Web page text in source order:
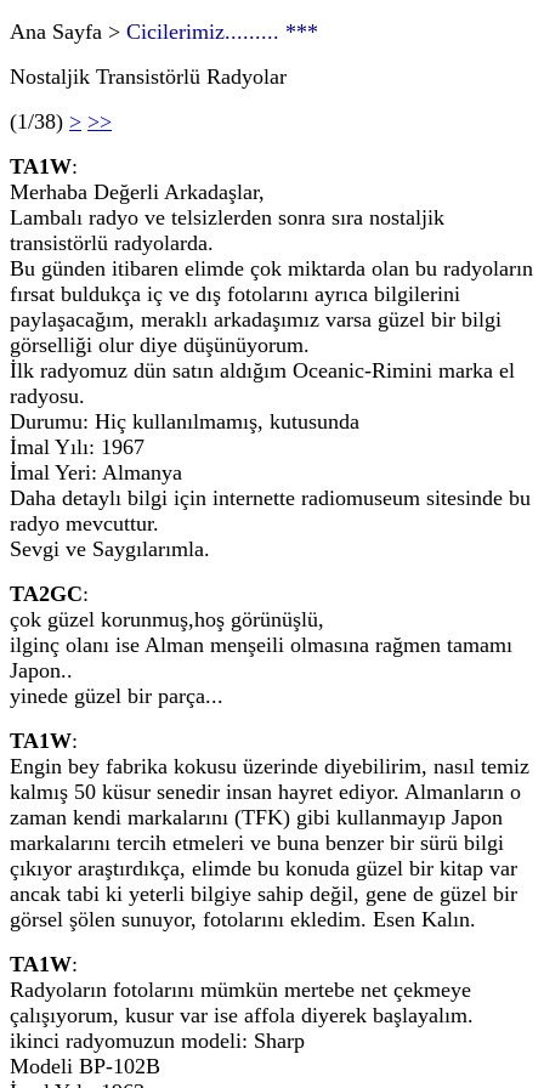
Ana Sayfa > Cicilerimiz......... ***
Nostaljik Transistörlü Radyolar
(1/38) > >>
TA1W:
Merhaba Değerli Arkadaşlar,
Lambalı radyo ve telsizlerden sonra sıra nostaljik
transistörlü radyolarda.
Bu günden itibaren elimde çok miktarda olan bu radyoların
fırsat buldukça iç ve dış fotolarını ayrıca bilgilerini
paylaşacağım, meraklı arkadaşımız varsa güzel bir bilgi
görselliği olur diye düşünüyorum.
İlk radyomuz dün satın aldığım Oceanic-Rimini marka el
radyosu.
Durumu: Hiç kullanılmamış, kutusunda
İmal Yılı: 1967
İmal Yeri: Almanya
Daha detaylı bilgi için internette radiomuseum sitesinde bu
radyo mevcuttur.
Sevgi ve Saygılarımla.
TA2GC:
çok güzel korunmuş,hoş görünüşlü,
ilginç olanı ise Alman menşeili olmasına rağmen tamamı
Japon..
yinede güzel bir parça...
TA1W:
Engin bey fabrika kokusu üzerinde diyebilirim, nasıl temiz
kalmış 50 küsur senedir insan hayret ediyor. Almanların o
zaman kendi markalarını (TFK) gibi kullanmayıp Japon
markalarını tercih etmeleri ve buna benzer bir sürü bilgi
çıkıyor araştırdıkça, elimde bu konuda güzel bir kitap var
ancak tabi ki yeterli bilgiye sahip değil, gene de güzel bir
görsel şölen sunuyor, fotolarını ekledim. Esen Kalın.
TA1W:
Radyoların fotolarını mümkün mertebe net çekmeye
çalışıyorum, kusur var ise affola diyerek başlayalım.
ikinci radyomuzun modeli: Sharp
Modeli BP-102B